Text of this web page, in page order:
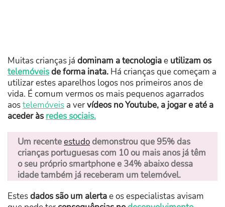
Muitas crianças já dominam a tecnologiae utilizam os
telemóveisde forma inata. Há crianças que começam a
utilizar estes aparelhos logos nos primeiros anos de
vida. É comum vermos os mais pequenos agarrados
aostelemóveis a vervídeos no Youtube, a jogar e até a
aceder às redes sociais.
Um recenteestudodemonstrou que 95% das
crianças portuguesas com 10 ou mais anos já têm
o seu próprio smartphone e 34% abaixo dessa
idade também já receberam um telemóvel.
Estesdados são um alertae os especialistas avisam